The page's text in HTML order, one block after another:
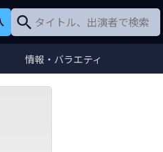
情報・バラエティ